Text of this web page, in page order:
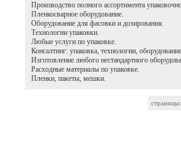
Производство полного ассортимента
Пленкосварное оборудование.
Оборудование для фасовки и дозирования.
Технологии упаковки.
Любые услуги по упаковке.
Консалтинг: упаковка, технологии,
Изготовление любого нестандартного
Расходные материалы по упаковке.
Пленки, пакеты, мешки.
страницы: